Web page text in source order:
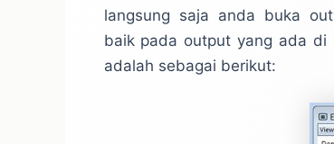
langsung saja anda buka
baik pada output yang ada di
adalah sebagai berikut: